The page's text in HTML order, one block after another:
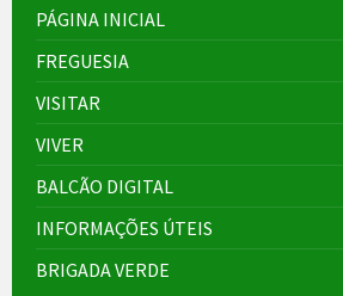
PÁGINA INICIAL
FREGUESIA
VISITAR
VIVER
BALCÃO DIGITAL
INFORMAÇÕES ÚTEIS
BRIGADA VERDE